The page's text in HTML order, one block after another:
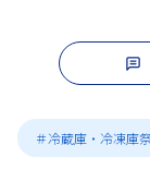
＃冷蔵庫・冷凍庫